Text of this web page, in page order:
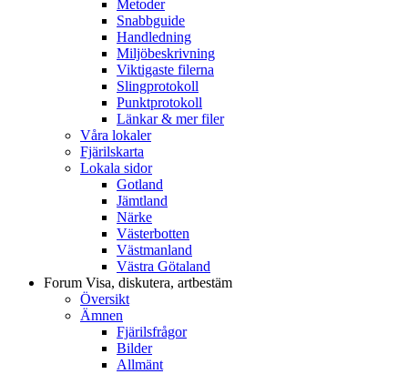
Metoder
Snabbguide
Handledning
Miljöbeskrivning
Viktigaste filerna
Slingprotokoll
Punktprotokoll
Länkar & mer filer
Våra lokaler
Fjärilskarta
Lokala sidor
Gotland
Jämtland
Närke
Västerbotten
Västmanland
Västra Götaland
Forum Visa, diskutera, artbestäm
Översikt
Ämnen
Fjärilsfrågor
Bilder
Allmänt